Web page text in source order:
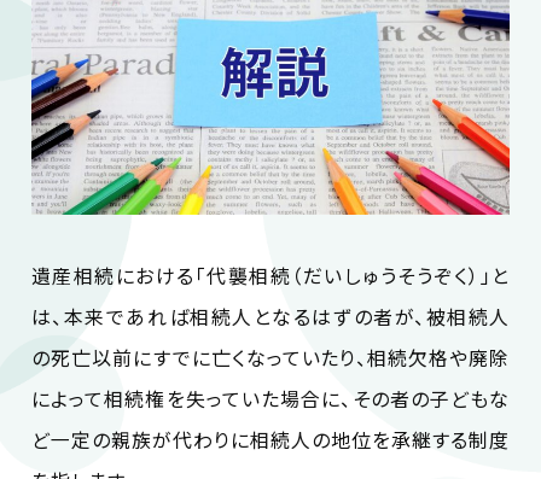
遺産相続における「代襲相続（だいしゅうそうぞく）」と
は、本来であれば相続人となるはずの者が、被相続人
の死亡以前にすでに亡くなっていたり、相続欠格や廃除
によって相続権を失っていた場合に、その者の子どもな
ど一定の親族が代わりに相続人の地位を承継する制度